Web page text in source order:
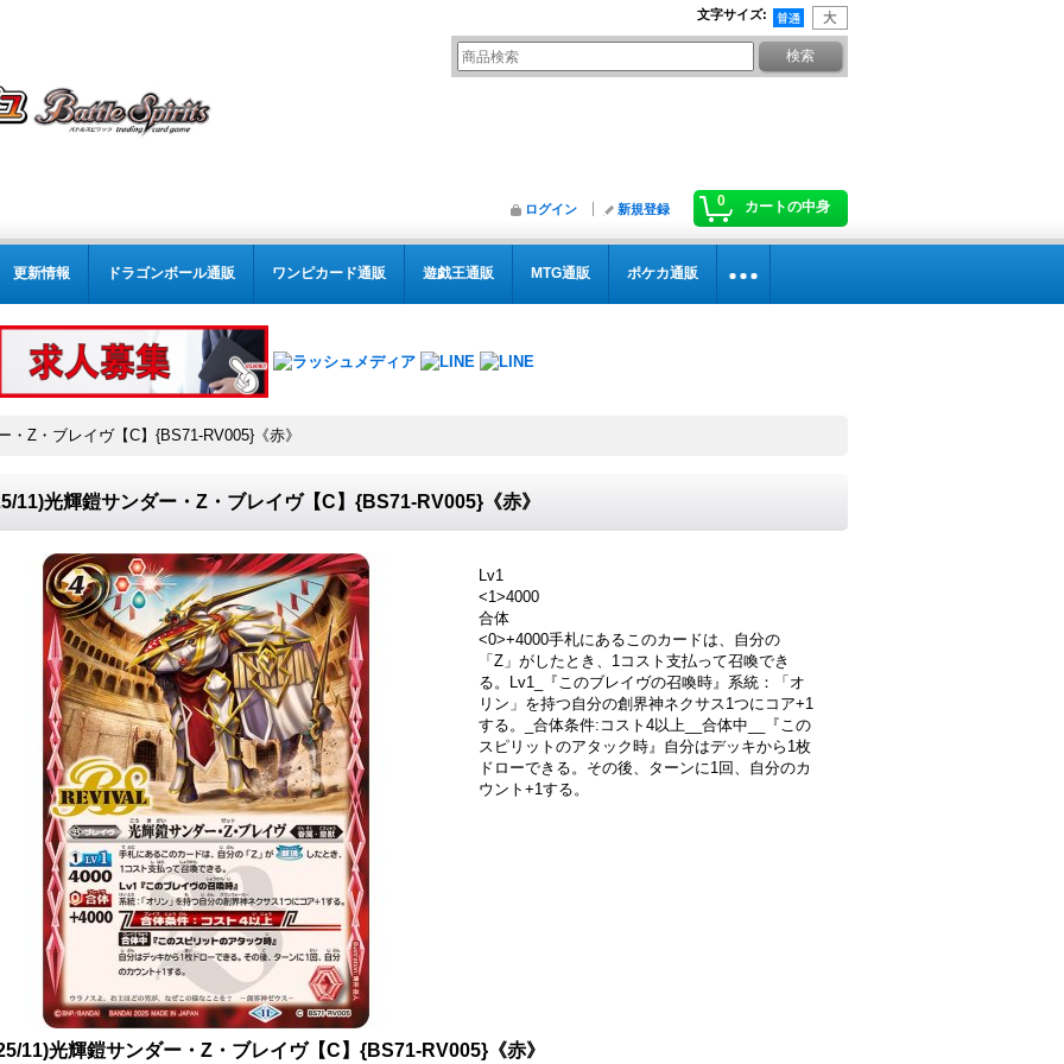
文字サイズ:
0 カートの中身
ログイン 新規登録
更新情報 ドラゴンボール通販 ワンピカード通販 遊戯王通販 MTG通販 ポケカ通販
・Z・ブレイヴ【C】{BS71-RV005}《赤》
11)光輝鎧サンダー・Z・ブレイヴ【C】{BS71-RV005}《赤》
Lv1
<1>4000
合体
<0>+4000手札にあるこのカードは、自分の
「Z」がしたとき、1コスト支払って召喚でき
る。Lv1_『このブレイヴの召喚時』系統：「オ
リン」を持つ自分の創界神ネクサス1つにコア+1
する。_合体条件:コスト4以上__合体中__『この
スピリットのアタック時』自分はデッキから1枚
ドローできる。その後、ターンに1回、自分のカ
ウント+1する。
11)光輝鎧サンダー・Z・ブレイヴ【C】{BS71-RV005}《赤》